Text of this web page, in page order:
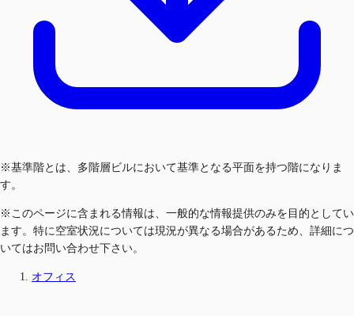
※基準階とは、多階層ビルにおいて基準となる平面を持つ階になりま
す。
※このページに含まれる情報は、一般的な情報提供のみを目的としてい
ます。特に空室状況については現況が異なる場合があるため、詳細につ
いてはお問い合わせ下さい。
オフィス